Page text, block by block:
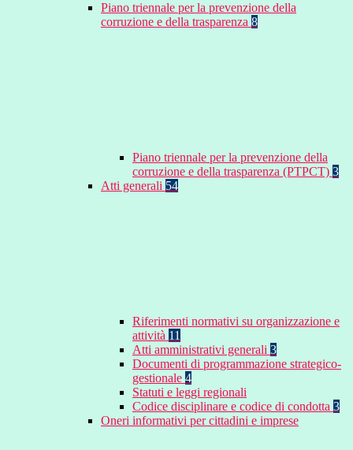
Piano triennale per la prevenzione della
corruzione e della trasparenza 8
Piano triennale per la prevenzione della
corruzione e della trasparenza (PTPCT) 3
Atti generali 54
Riferimenti normativi su organizzazione e
attività 11
Atti amministrativi generali 3
Documenti di programmazione strategico-
gestionale 4
Statuti e leggi regionali
Codice disciplinare e codice di condotta 3
Oneri informativi per cittadini e imprese